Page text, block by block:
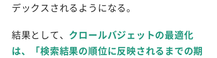
デックスされるようになる。
結果として、 クロールバジェットの最適化
は、「検索結果の順位に反映されるまでの期